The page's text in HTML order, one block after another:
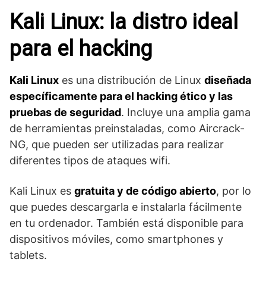
Kali Linux: la distro ideal
para el hacking
Kali Linux es una distribución de Linux diseñada
específicamente para el hacking ético y las
pruebas de seguridad. Incluye una amplia gama
de herramientas preinstaladas, como Aircrack-
NG, que pueden ser utilizadas para realizar
diferentes tipos de ataques wifi.
Kali Linux es gratuita y de código abierto, por lo
que puedes descargarla e instalarla fácilmente
en tu ordenador. También está disponible para
dispositivos móviles, como smartphones y
tablets.